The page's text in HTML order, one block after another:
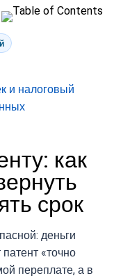
как
срок
деньги
«точно
переплате, а в